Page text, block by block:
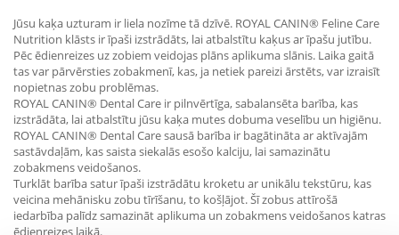
Jūsu kaķa uzturam ir liela nozīme tā dzīvē. ROYAL CANIN® Feline Care
Nutrition klāsts ir īpaši izstrādāts, lai atbalstītu kaķus ar īpašu jutību.
Pēc ēdienreizes uz zobiem veidojas plāns aplikuma slānis. Laika gaitā
tas var pārvērsties zobakmenī, kas, ja netiek pareizi ārstēts, var izraisīt
nopietnas zobu problēmas.
ROYAL CANIN® Dental Care ir pilnvērtīga, sabalansēta barība, kas
izstrādāta, lai atbalstītu jūsu kaķa mutes dobuma veselību un higiēnu.
ROYAL CANIN® Dental Care sausā barība ir bagātināta ar aktīvajām
sastāvdaļām, kas saista siekalās esošo kalciju, lai samazinātu
zobakmens veidošanos.
Turklāt barība satur īpaši izstrādātu kroketu ar unikālu tekstūru, kas
veicina mehānisku zobu tīrīšanu, to košļājot. Šī zobus attīrošā
iedarbība palīdz samazināt aplikuma un zobakmens veidošanos katras
ēdienreizes laikā.